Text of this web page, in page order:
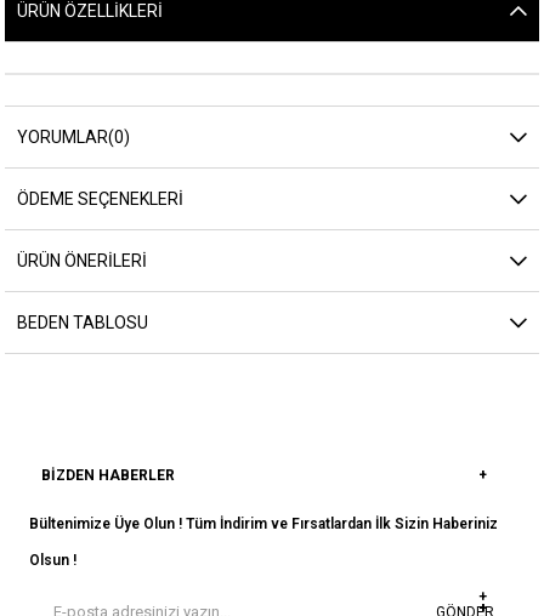
ÜRÜN ÖZELLIKLERI
YORUMLAR(0)
ÖDEME SEÇENEKLERI
ÜRÜN ÖNERILERI
BEDEN TABLOSU
BIZDEN HABERLER
Bültenimize Üye Olun ! Tüm İndirim ve Fırsatlardan İlk Sizin Haberiniz
Olsun !